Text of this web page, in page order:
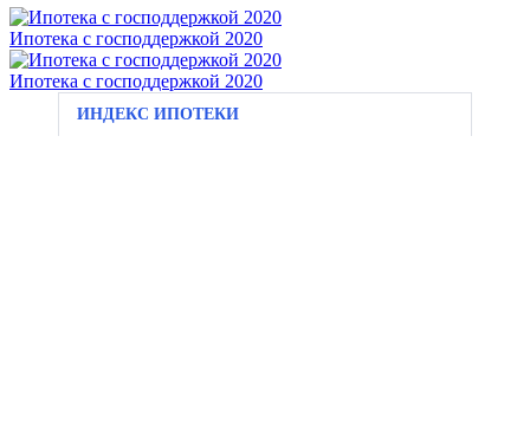
Ипотека с господдержкой 2020
Ипотека с господдержкой 2020
ИНДЕКС ИПОТЕКИ